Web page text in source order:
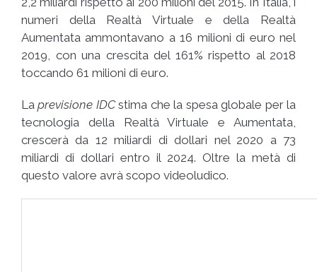
numeri della Realtà Virtuale e della Realtà
Aumentata ammontavano a 16 milioni di euro nel
2019, con una crescita del 161% rispetto al 2018
toccando 61 milioni di euro.
Laprevisione IDCstima che la spesa globale per la
tecnologia della Realtà Virtuale e Aumentata,
crescerà da 12 miliardi di dollari nel 2020 a 73
miliardi di dollari entro il 2024. Oltre la metà di
questo valore avrà scopo videoludico.